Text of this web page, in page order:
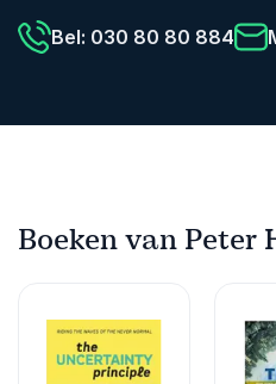
Bel: 030 80 80 884
Boeken van Peter